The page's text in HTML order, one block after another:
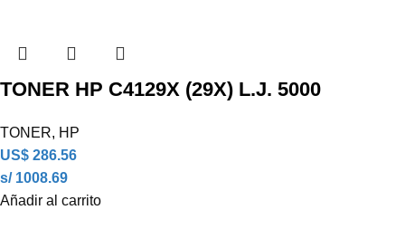
TONER HP C4129X (29X) L.J. 5000
TONER, HP
US$ 286.56
s/ 1008.69
Añadir al carrito